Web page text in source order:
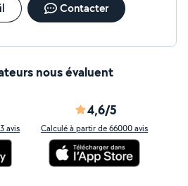
Contacter
nous évaluent
avis
4,6/5
Calculé à partir de 66000 avis